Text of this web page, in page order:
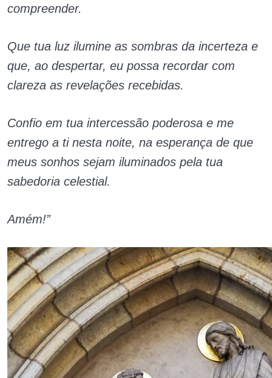
compreender.
Que tua luz ilumine as sombras da incerteza e
que, ao despertar, eu possa recordar com
clareza as revelações recebidas.
Confio em tua intercessão poderosa e me
entrego a ti nesta noite, na esperança de que
meus sonhos sejam iluminados pela tua
sabedoria celestial.
Amém!”